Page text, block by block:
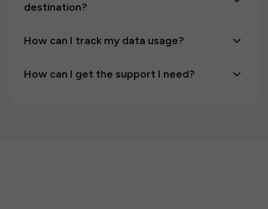
destination?
How can I track my data usage?
How can I get the support I need?